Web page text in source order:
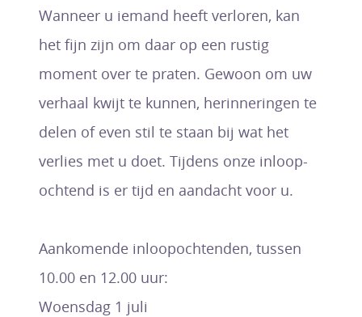
Wanneer u iemand heeft verloren, kan
het fijn zijn om daar op een rustig
moment over te praten. Gewoon om uw
verhaal kwijt te kunnen, herinneringen te
delen of even stil te staan bij wat het
verlies met u doet. Tijdens onze inloop-
ochtend is er tijd en aandacht voor u.
Aankomende inloopochtenden, tussen
10.00 en 12.00 uur:
Woensdag 1 juli